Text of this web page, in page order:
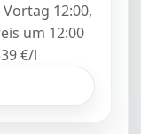
12:00,
um 12:00
€/l